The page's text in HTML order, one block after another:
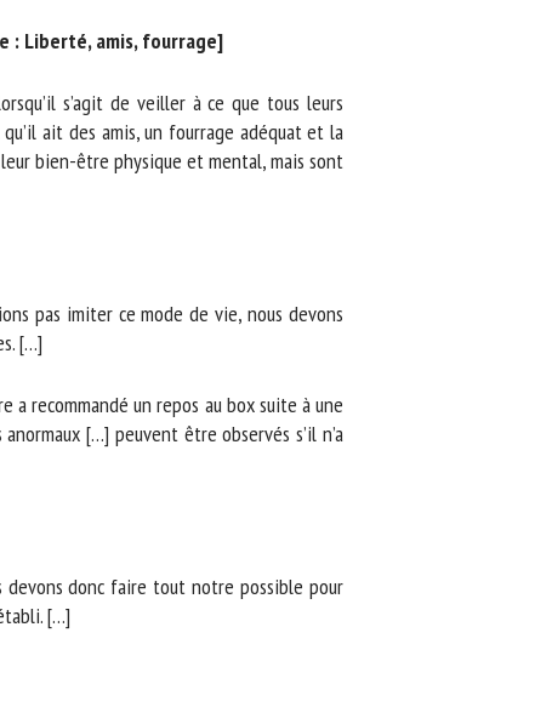
: Liberté, amis, fourrage]
s’agit de veiller à ce que tous leurs
ait des amis, un fourrage adéquat et la
bien-être physique et mental, mais sont
pas imiter ce mode de vie, nous devons
[…]
recommandé un repos au box suite à une
[…] peuvent être observés s’il n’a
devons donc faire tout notre possible pour
[…]